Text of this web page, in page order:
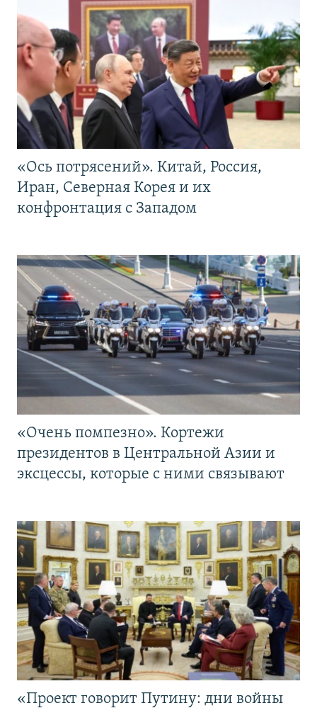
«Ось потрясений». Китай, Россия,
Иран, Северная Корея и их
конфронтация с Западом
«Очень помпезно». Кортежи
президентов в Центральной Азии и
эксцессы, которые с ними связывают
«Проект говорит Путину: дни войны